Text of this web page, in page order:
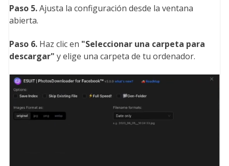
Paso 5.Ajusta la configuración desde la ventana
abierta.
Paso 6.Haz clic en "Seleccionar una carpeta para
descargar" y elige una carpeta de tu ordenador.